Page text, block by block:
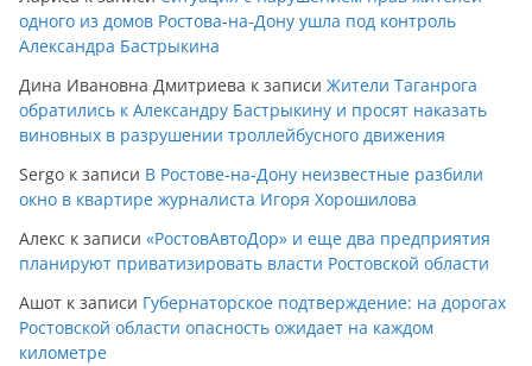
одного из домов Ростова-на-Дону ушла под контроль
Александра Бастрыкина
Дина Ивановна Дмитриева к записи Жители Таганрога
обратились к Александру Бастрыкину и просят наказать
виновных в разрушении троллейбусного движения
Sergo к записи В Ростове-на-Дону неизвестные разбили
окно в квартире журналиста Игоря Хорошилова
Алекс к записи «РостовАвтоДор» и еще два предприятия
планируют приватизировать власти Ростовской области
Ашот к записи Губернаторское подтверждение: на дорогах
Ростовской области опасность ожидает на каждом
километре